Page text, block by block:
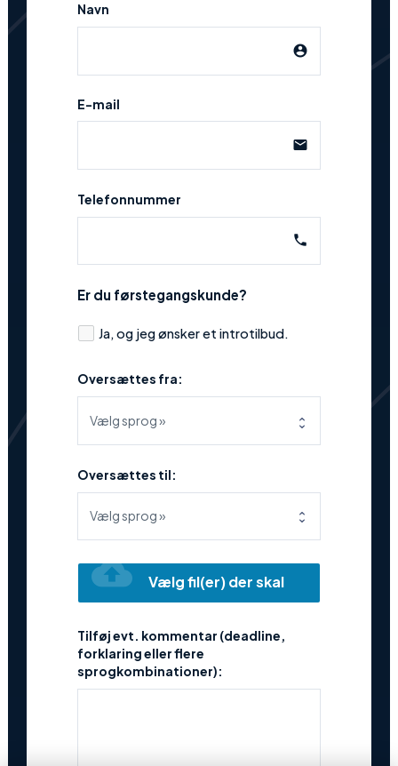
Navn
account_circle
E-mail
email
Telefonnummer
phone
Er du førstegangskunde?
Ja, og jeg ønsker et introtilbud.
Oversættes fra:
Oversættes til:
cloud_upload
Vælg fil(er) der skal
Tilføj evt. kommentar (deadline,
forklaring eller flere
sprogkombinationer):